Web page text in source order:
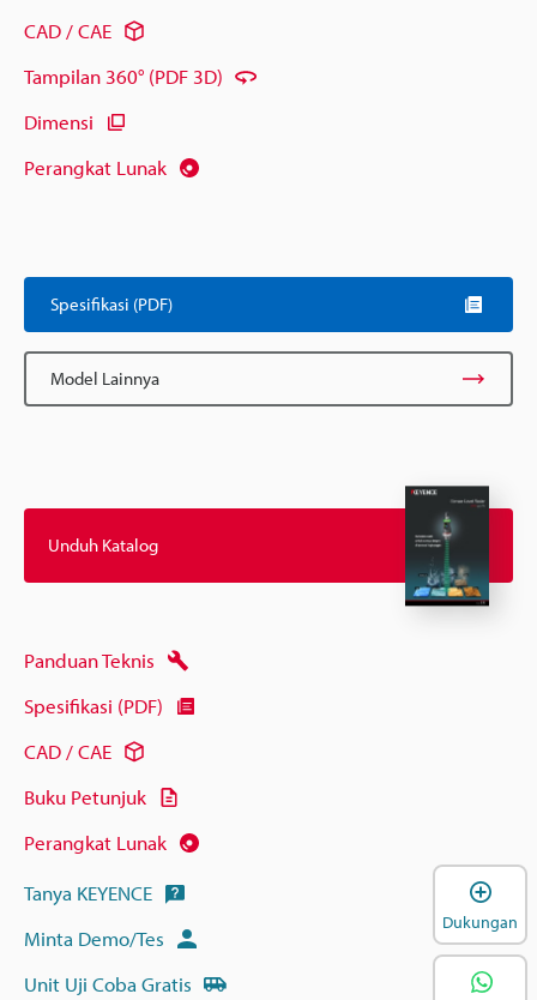
CAD / CAE
Tampilan 360° (PDF 3D)
Dimensi
Perangkat Lunak
Spesifikasi (PDF)
Model Lainnya
Unduh Katalog
Panduan Teknis
Spesifikasi (PDF)
CAD / CAE
Buku Petunjuk
Perangkat Lunak
Tanya KEYENCE
Minta Demo/Tes
Unit Uji Coba Gratis
Dukungan